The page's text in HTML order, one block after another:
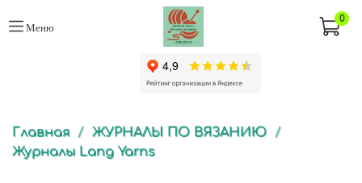
Меню
0
Главная
ЖУРНАЛЫ ПО ВЯЗАНИЮ
Журналы Lang Yarns